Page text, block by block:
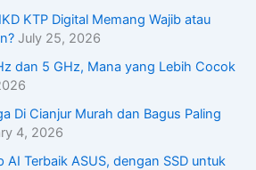
KTP Digital Memang Wajib atau
July 25, 2026
dan 5 GHz, Mana yang Lebih Cocok
Di Cianjur Murah dan Bagus Paling
4, 2026
AI Terbaik ASUS, dengan SSD untuk